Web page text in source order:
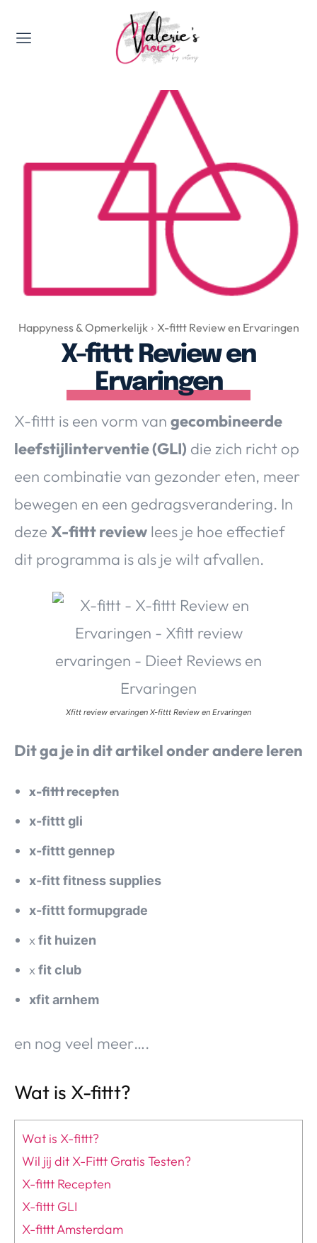
Valerie's Topics
Travel & Culture
Food & Drinks
Happyness & Opmerkelijk
Lifestyle, Sport & Duurzaamheid
Gadgets & Tech
Top 5 van Valerie
Health & Beauty
Huis & Tuin
Nieuws & Media
Over Valerie
Over Valerie
De Top 5
VALERIE'S CHOICE
Food & Drinks Health & Beauty Gadgets
Huis & Tuin
Travel
Lifestyle
Happyness & Opmerkelijk X-fittt Review en Ervaringen
X-fittt Review en
Ervaringen
X-fittt is een vorm van gecombineerde
leefstijlinterventie (GLI) die zich richt op
een combinatie van gezonder eten, meer
bewegen en een gedragsverandering. In
deze X-fittt review lees je hoe effectief
dit programma is als je wilt afvallen.
Xfitt review ervaringen X-fittt Review en Ervaringen
Dit ga je in dit artikel onder andere leren
x-fittt recepten
x-fittt gli
x-fittt gennep
x-fitt fitness supplies
x-fittt formupgrade
xfit huizen
xfit club
xfit arnhem
en nog veel meer….
Wat is X-fittt?
Wat is X-fittt?
Wil jij dit X-Fittt Gratis Testen?
X-fittt Recepten
X-fittt GLI
X-fittt Amsterdam